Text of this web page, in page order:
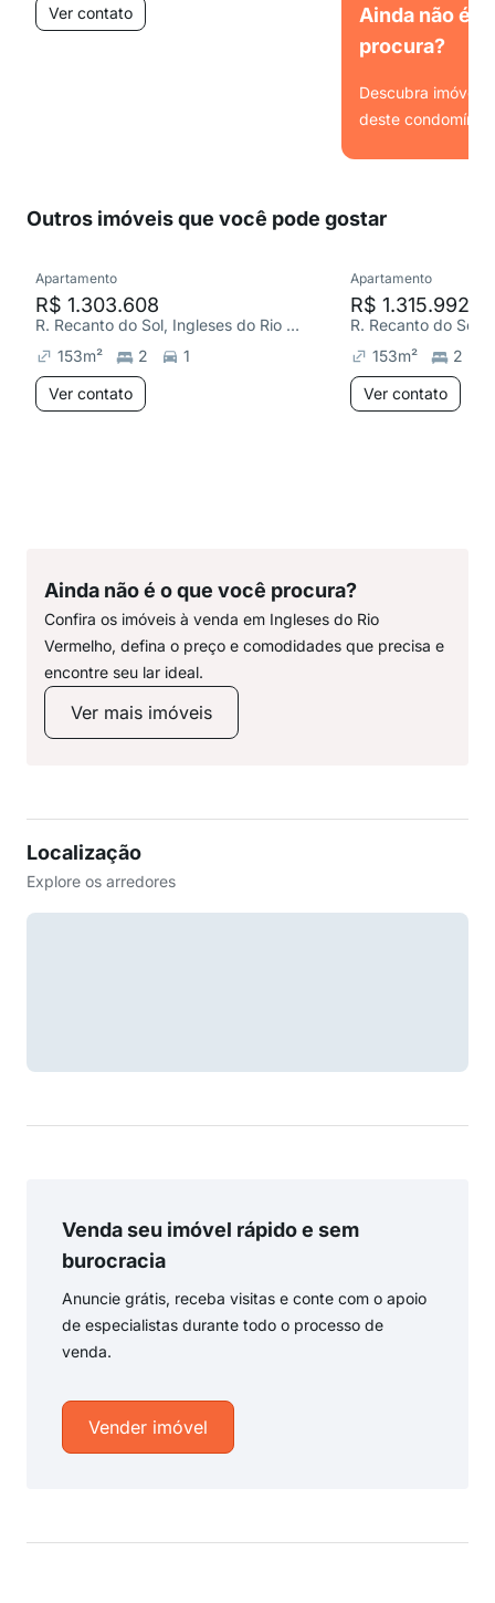
Ver contato
Ainda não é
procura?
Descubra imóveis
deste condomínio.
Outros imóveis que você pode gostar
Apartamento
R$ 1.303.608
R. Recanto do Sol, Ingleses do Rio Vermelho
153m² 2
1
Ver contato
Apartamento
R$ 1.315.992
153m²
2
Ver contato
Ainda não é o que você procura?
Confira os imóveis à venda em Ingleses do Rio
Vermelho, defina o preço e comodidades que precisa e
encontre seu lar ideal.
Ver mais imóveis
Localização
Explore os arredores
Venda seu imóvel rápido e sem
burocracia
Anuncie grátis, receba visitas e conte com o apoio
de especialistas durante todo o processo de
venda.
Vender imóvel